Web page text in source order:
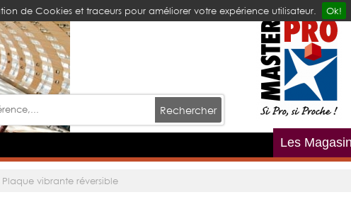
de Cookies et traceurs pour améliorer votre expérience utilisateur. Ok!
Rechercher
Les
Plaque vibrante réversible